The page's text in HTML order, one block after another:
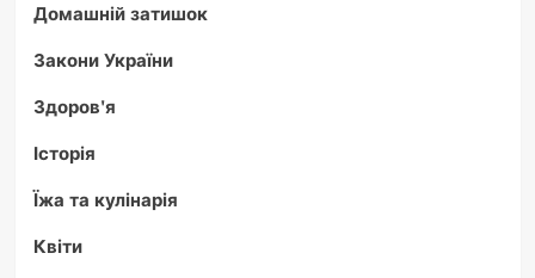
Домашній затишок
Закони України
Здоров'я
Історія
Їжа та кулінарія
Квіти